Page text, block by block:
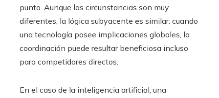
punto. Aunque las circunstancias son muy
diferentes, la lógica subyacente es similar: cuando
una tecnología posee implicaciones globales, la
coordinación puede resultar beneficiosa incluso
para competidores directos.
En el caso de la inteligencia artificial, una